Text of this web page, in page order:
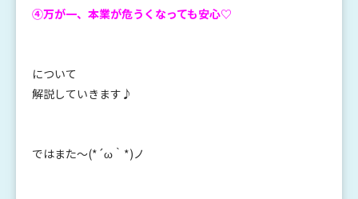
④万が一、本業が危うくなっても安心♡
について
解説していきます♪
ではまた～(*´ω｀*)ノ